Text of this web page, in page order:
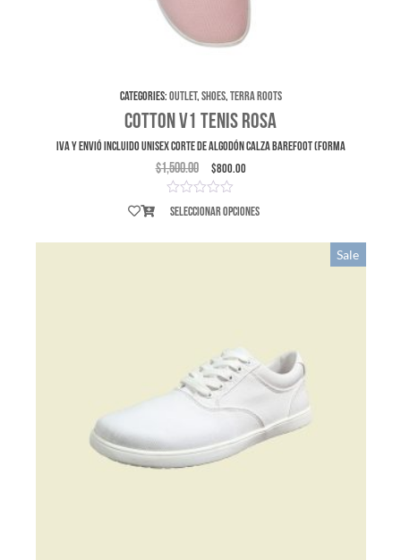
Categories:Outlet,Shoes,Terra Roots
Cotton V1 Tenis Rosa
IVA y envió incluido UNISEX Corte de Algodón Calza Barefoot (forma
$1,500.00 $800.00
Seleccionar opciones
Sale